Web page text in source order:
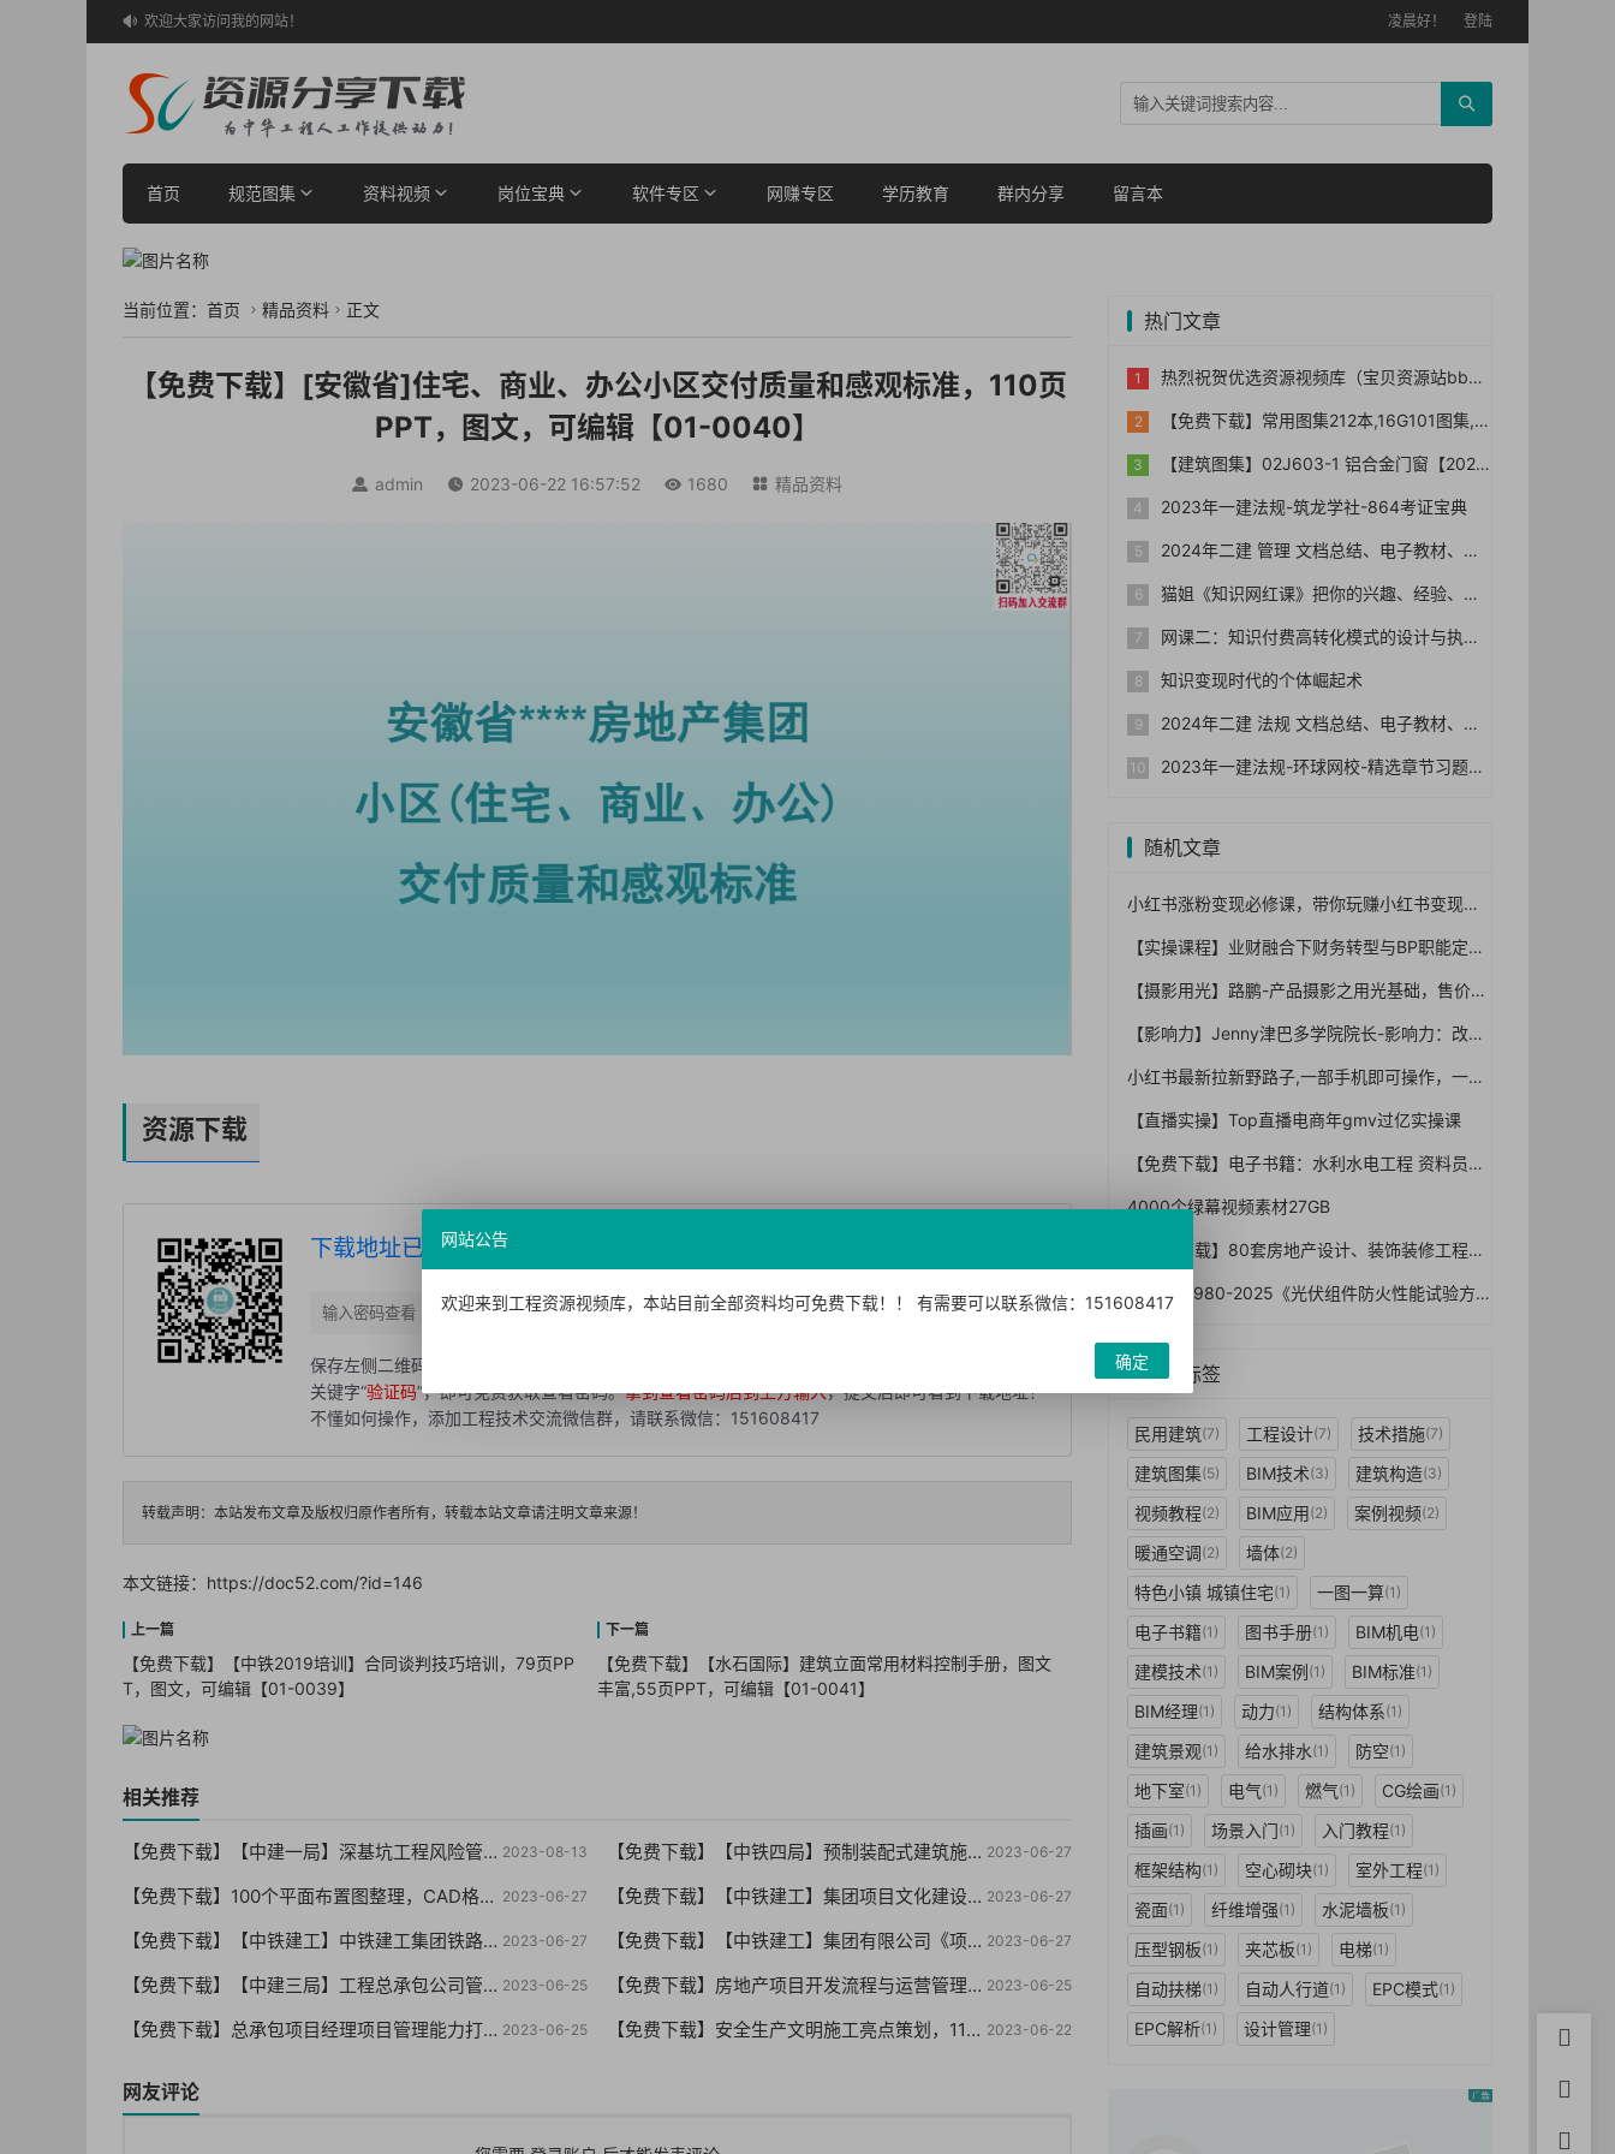
 欢迎大家访问我的网站！ 凌晨好！ 登陆
首页 规范图集 资料视频 岗位宝典 软件专区 网赚专区 学历教育 群内分享 留言本
当前位置： 首页  精品资料  正文
【免费下载】[安徽省]住宅、商业、办公小区交付质量和感观标准，110页
PPT，图文，可编辑【01-0040】
 admin  2023-06-22 16:57:52  1680  精品资料
资源下载
下载地址已隐藏，请按下面的方法获取查看密码后免费下载！
提交
保存左侧二维码，微信扫码关注或微信搜索“
关键字“验证码”，即可免费获取查看密码。拿到查看密码后到上方输入，提交后即可看到下载地址！
不懂如何操作，添加工程技术交流微信群，请联系微信：151608417
转载声明：本站发布文章及版权归原作者所有，转载本站文章请注明文章来源！
本文链接： https://doc52.com/?id=146
【免费下载】【中铁2019培训】合同谈判技巧培训，79页PP
T，图文，可编辑【01-0039】
【免费下载】【水石国际】建筑立面常用材料控制手册，图文
丰富,55页PPT，可编辑【01-0041】
相关推荐
2023-08-13
【免费下载】【中建一局】深基坑工程风险管控要点及典型事故剖析（终版）PPT210页，可编辑！-2021年06月【01-0059】 2023-06-27
【免费下载】【中铁四局】预制装配式建筑施工技术，PPT76页【01-0058】
2023-06-27
【免费下载】100个平面布置图整理，CAD格式 （干货你值得拥有）【01-0057】 2023-06-27
【免费下载】【中铁建工】集团项目文化建设VI指导手册【01-0056】
2023-06-27
【免费下载】【中铁建工】中铁建工集团铁路站房项目文化标准化建设VI手册【01-0055】 2023-06-27
【免费下载】【中铁建工】集团有限公司《项目机构标准化管理指导手册（试行版）【01-0054】
2023-06-25
【免费下载】【中建三局】工程总承包公司管理制度汇编（146页 编制详细）【01-0053】 2023-06-25
【免费下载】房地产项目开发流程与运营管理，49页PPT【01-0052】
2023-06-25
【免费下载】总承包项目经理项目管理能力打造与提升培训，66页PPT，图文，可编辑【01-0051】 2023-06-22
【免费下载】安全生产文明施工亮点策划，118页PPT【01-0050】
网友评论
热门文章
热烈祝贺优选资源视频库（宝贝资源站bb006）网站正式上线！！
【免费下载】常用图集212本,16G101图集,水电安装图集-254本【01-0014】
【建筑图集】02J603-1 铝合金门窗【2023国标建筑专业图集大全】
2023年一建法规-筑龙学社-864考证宝典
2024年二建 管理 文档总结、电子教材、历年真题
猫姐《知识网红课》把你的兴趣、经验、能力变成钱
网课二：知识付费高转化模式的设计与执行
知识变现时代的个体崛起术
2024年二建 法规 文档总结、电子教材、历年真题
2023年一建法规-环球网校-精选章节习题集+真题+模拟
随机文章
小红书涨粉变现必修课，带你玩赚小红书变现！
【实操课程】业财融合下财务转型与BP职能定位（2022.2.14）
【摄影用光】路鹏-产品摄影之用光基础，售价128元【完结】
【影响力】Jenny津巴多学院院长-影响力：改变他人的思想和行动【完结】
小红书最新拉新野路子,一部手机即可操作，一单15块，日入2000+
【直播实操】Top直播电商年gmv过亿实操课
【免费下载】电子书籍：水利水电工程 资料员一本通【01-0011】
4000个绿幕视频素材27GB
【免费下载】80套房地产设计、装饰装修工程资料合集（DOC+PPT+PDF）【01-0030】
GB/T 46980-2025《光伏组件防火性能试验方法》2027年1月1日实施：屋顶光伏防火怎么验、A/B/C级怎么卡
热门标签
民用建筑(7) 工程设计(7) 技术措施(7)
建筑图集(5) BIM技术(3) 建筑构造(3)
视频教程(2) BIM应用(2) 案例视频(2)
暖通空调(2) 墙体(2)
特色小镇 城镇住宅(1) 一图一算(1)
电子书籍(1) 图书手册(1) BIM机电(1)
建模技术(1) BIM案例(1) BIM标准(1)
BIM经理(1) 动力(1) 结构体系(1)
建筑景观(1) 给水排水(1) 防空(1)
地下室(1) 电气(1) 燃气(1) CG绘画(1)
插画(1) 场景入门(1) 入门教程(1)
框架结构(1) 空心砌块(1) 室外工程(1)
瓷面(1) 纤维增强(1) 水泥墙板(1)
压型钢板(1) 夹芯板(1) 电梯(1)
自动扶梯(1) 自动人行道(1) EPC模式(1)
EPC解析(1) 设计管理(1)
网站公告
欢迎来到工程资源视频库，本站目前全部资料均可免费下载！！ 有需要可以联系微信：151608417
确定